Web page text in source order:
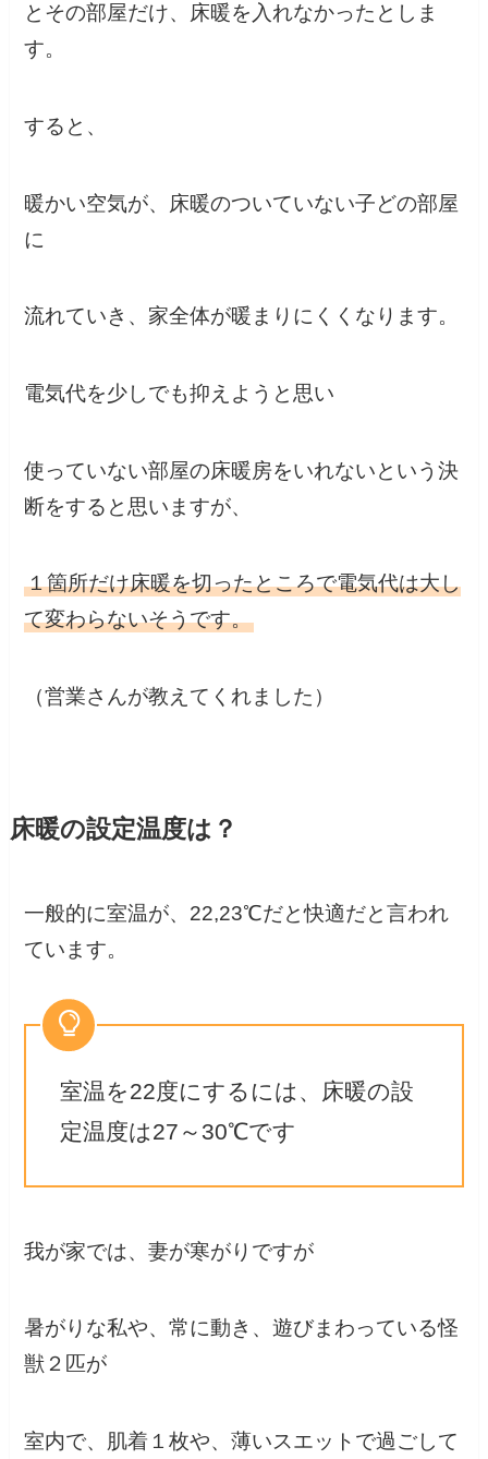
とその部屋だけ、床暖を入れなかったとしま
す。
すると、
暖かい空気が、床暖のついていない子どの部屋
に
流れていき、家全体が暖まりにくくなります。
電気代を少しでも抑えようと思い
使っていない部屋の床暖房をいれないという決
断をすると思いますが、
１箇所だけ床暖を切ったところで電気代は大し
て変わらないそうです。
（営業さんが教えてくれました）
床暖の設定温度は？
一般的に室温が、22,23℃だと快適だと言われ
ています。
室温を22度にするには、床暖の設
定温度は27～30℃です
我が家では、妻が寒がりですが
暑がりな私や、常に動き、遊びまわっている怪
獣２匹が
室内で、肌着１枚や、薄いスエットで過ごして